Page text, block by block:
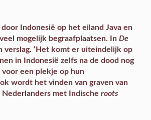
Indonesië op het eiland Java en
mogelijk begraafplaatsen. In De
verslag. ‘Het komt er uiteindelijk op
in Indonesië zelfs na de dood nog
een plekje op hun
wordt het vinden van graven van
met Indische roots